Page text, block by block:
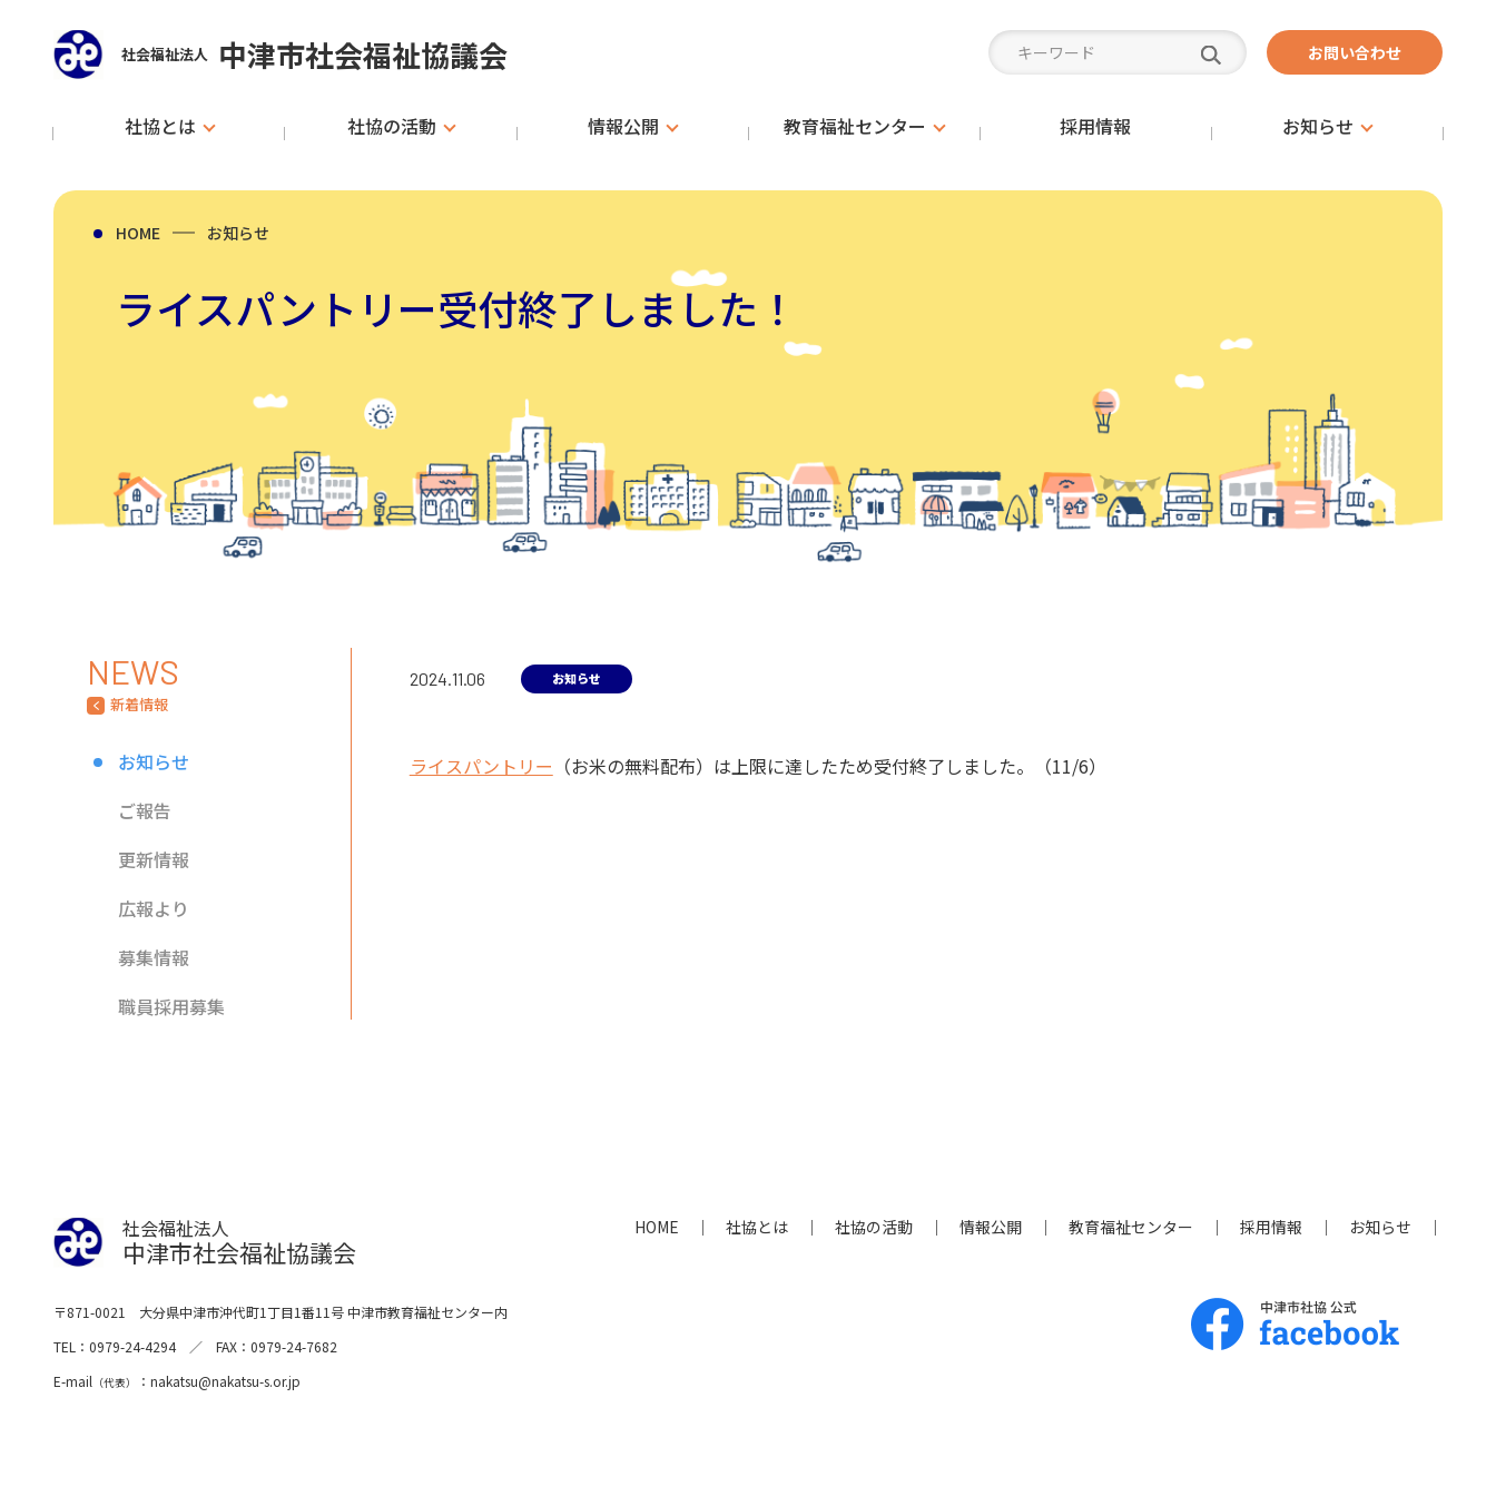
社会福祉法人 中津市社会福祉協議会
社協とは 社協の活動 情報公開 教育福祉センター 採用情報 お知らせ
お問い合わせ
HOME お知らせ
ライスパントリー受付終了しました！
2024.11.06 お知らせ
ライスパントリー （お米の無料配布）は上限に達したため受付終了しました。（11/6）
NEWS
新着情報
お知らせ
ご報告
更新情報
広報より
募集情報
職員採用募集
社会福祉法人
中津市社会福祉協議会
〒871-0021 大分県中津市沖代町1丁目1番11号 中津市教育福祉センター内
TEL
0979-24-4294 FAX
0979-24-7682
E-mail（代表） nakatsu nakatsu-s.or.jp
HOME 社協とは 社協の活動 情報公開 教育福祉センター 採用情報 お知らせ